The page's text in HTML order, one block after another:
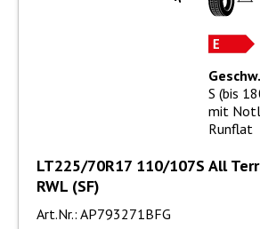
LT225/70R17 110/107S All
RWL (SF)
Art.Nr.: AP793271BFG
S (bis
mit
Runflat